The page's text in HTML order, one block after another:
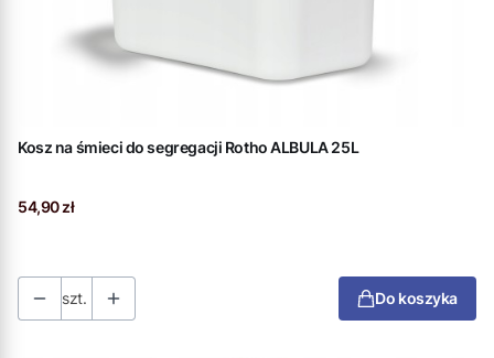
Kosz na śmieci do segregacji Rotho ALBULA 25L
Cena
54,90 zł
szt. Do koszyka